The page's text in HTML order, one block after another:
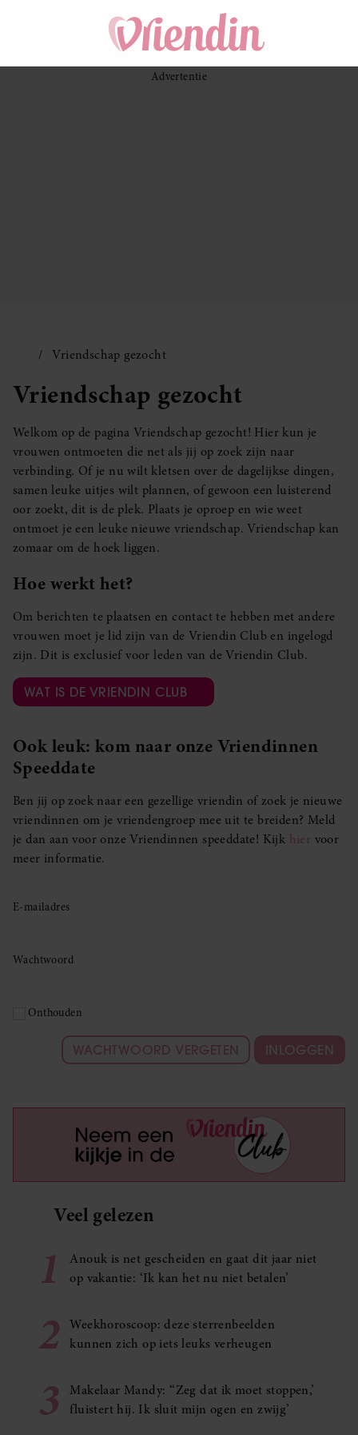
Vriendschap gezocht
Vriendschap gezocht
Welkom op de pagina Vriendschap gezocht! Hier kun je
vrouwen ontmoeten die net als jij op zoek zijn naar
verbinding. Of je nu wilt kletsen over de dagelijkse dingen,
samen leuke uitjes wilt plannen, of gewoon een luisterend
oor zoekt, dit is de plek. Plaats je oproep en wie weet
ontmoet je een leuke nieuwe vriendschap. Vriendschap kan
zomaar om de hoek liggen.
Hoe werkt het?
Om berichten te plaatsen en contact te hebben met andere
vrouwen moet je lid zijn van de Vriendin Club en ingelogd
zijn. Dit is exclusief voor leden van de Vriendin Club.
WAT IS DE VRIENDIN CLUB
Ook leuk: kom naar onze Vriendinnen
Speeddate
Ben jij op zoek naar een gezellige vriendin of zoek je nieuwe
vriendinnen om je vriendengroep mee uit te breiden? Meld
je dan aan voor onze Vriendinnen speeddate! Kijk hier voor
meer informatie.
E-mailadres
Wachtwoord
Onthouden
WACHTWOORD VERGETEN INLOGGEN
Veel gelezen
1
Anouk is net gescheiden en gaat dit jaar niet
op vakantie: ‘Ik kan het nu niet betalen’
2
Weekhoroscoop: deze sterrenbeelden
kunnen zich op iets leuks verheugen
3
Makelaar Mandy: ‘‘Zeg dat ik moet stoppen,’
fluistert hij. Ik sluit mijn ogen en zwijg’